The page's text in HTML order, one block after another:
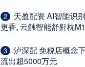
2
天盈配资 AI智能识
更香, 云触智能舒鼾枕
3
泸深配 免税店概念
流出超5000万元